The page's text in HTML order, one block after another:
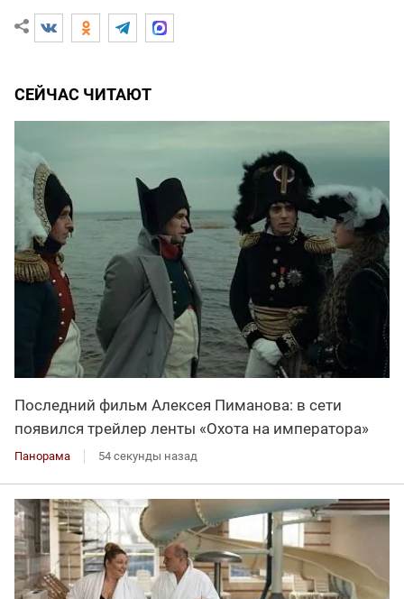
СЕЙЧАС ЧИТАЮТ
Последний фильм Алексея Пиманова: в сети
появился трейлер ленты «Охота на императора»
Панорама 54 секунды назад